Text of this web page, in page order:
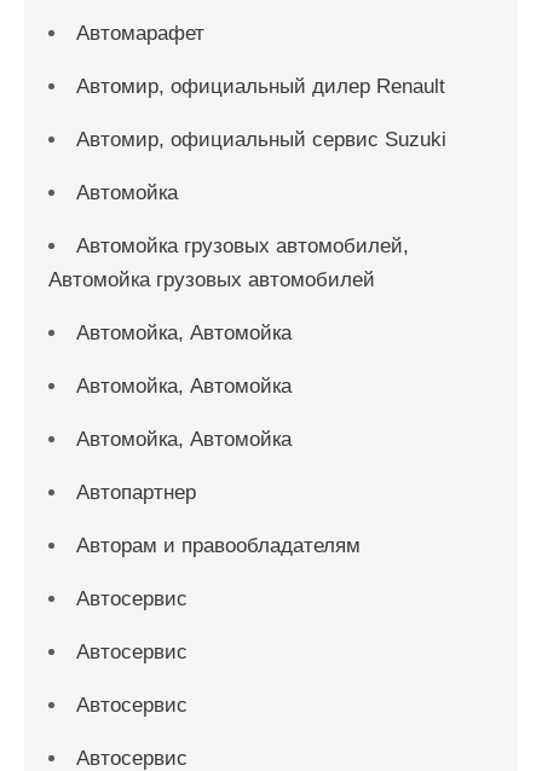
Автомарафет
Автомир, официальный дилер Renault
Автомир, официальный сервис Suzuki
Автомойка
Автомойка грузовых автомобилей,
Автомойка грузовых автомобилей
Автомойка, Автомойка
Автомойка, Автомойка
Автомойка, Автомойка
Автопартнер
Авторам и правообладателям
Автосервис
Автосервис
Автосервис
Автосервис